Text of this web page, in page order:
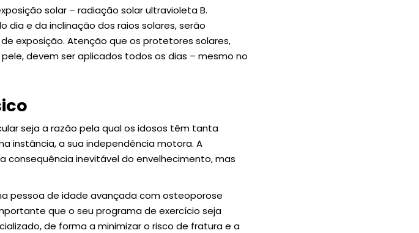
solar – radiação solar ultravioleta B.
dia e da inclinação dos raios solares, serão
exposição. Atenção que os protetores solares,
devem ser aplicados todos os dias – mesmo no
seja a razão pela qual os idosos têm tanta
instância, a sua independência motora. A
consequência inevitável do envelhecimento, mas
pessoa de idade avançada com osteoporose
que o seu programa de exercício seja
de forma a minimizar o risco de fratura e a